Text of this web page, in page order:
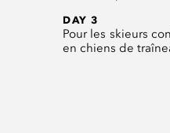
DAY 3
Pour les skieurs
en chiens de